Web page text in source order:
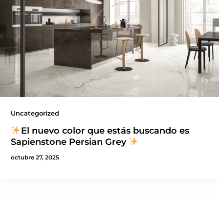
Uncategorized
El nuevo color que estás buscando es
Sapienstone Persian Grey
octubre 27, 2025